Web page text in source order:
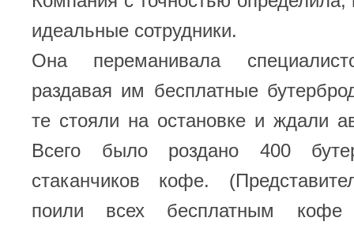
идеальные сотрудники.
Она переманивала
раздавая им бесплатные
те стояли на остановке и ждали
Всего было роздано 400
стаканчиков кофе.
поили всех бесплатным кофе